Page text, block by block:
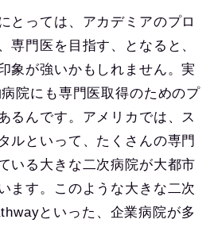
とっては、アカデミアのプロ
専門医を目指す、となると、
象が強いかもしれません。実
院にも専門医取得のためのプ
るんです。アメリカでは、ス
ルといって、たくさんの専門
いる大きな二次病院が大都市
ます。このような大きな二次
といった、企業病院が多